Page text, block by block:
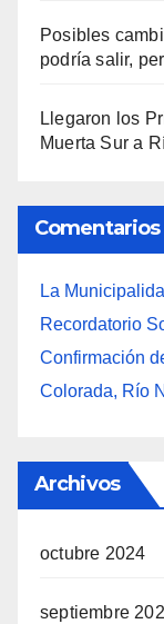
Posibles
podría salir,
Llegaron los
Muerta Sur a
La
Recordatorio
Confirmación
Colorada, Río
Archivos
octubre 2024
septiembre